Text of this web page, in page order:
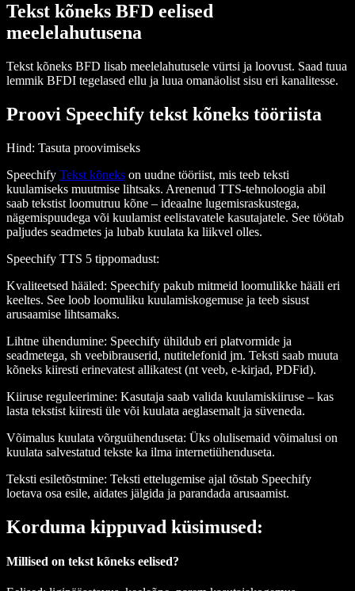
Tekst kõneks BFD eelised
meelelahutusena
Tekst kõneks BFD lisab meelelahutusele vürtsi ja loovust. Saad tuua
lemmik BFDI tegelased ellu ja luua omanäolist sisu eri kanalitesse.
Proovi Speechify tekst kõneks tööriista
Hind: Tasuta proovimiseks
Speechify Tekst kõneks on uudne tööriist, mis teeb teksti
kuulamiseks muutmise lihtsaks. Arenenud TTS-tehnoloogia abil
saab tekstist loomutruu kõne – ideaalne lugemisraskustega,
nägemispuudega või kuulamist eelistavatele kasutajatele. See töötab
paljudes seadmetes ja lubab kuulata ka liikvel olles.
Speechify TTS 5 tippomadust:
Kvaliteetsed hääled: Speechify pakub mitmeid loomulikke hääli eri
keeltes. See loob loomuliku kuulamiskogemuse ja teeb sisust
arusaamise lihtsamaks.
Lihtne ühendumine: Speechify ühildub eri platvormide ja
seadmetega, sh veebibrauserid, nutitelefonid jm. Teksti saab muuta
kõneks kiiresti erinevatest allikatest (nt veeb, e-kirjad, PDFid).
Kiiruse reguleerimine: Kasutaja saab valida kuulamiskiiruse – kas
lasta tekstist kiiresti üle või kuulata aeglasemalt ja süveneda.
Võimalus kuulata võrguühenduseta: Üks olulisemaid võimalusi on
kuulata salvestatud tekste ka ilma internetiühenduseta.
Teksti esiletõstmine: Teksti ettelugemise ajal tõstab Speechify
loetava osa esile, aidates jälgida ja parandada arusaamist.
Korduma kippuvad küsimused:
Millised on tekst kõneks eelised?